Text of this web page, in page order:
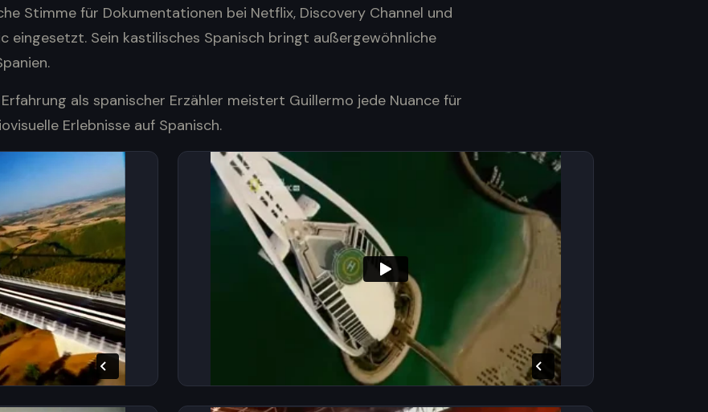
Stimme für Dokumentationen bei Netflix, Discovery Channel und
eingesetzt. Sein kastilisches Spanisch bringt außergewöhnliche
als spanischer Erzähler meistert Guillermo jede Nuance für
Erlebnisse auf Spanisch.